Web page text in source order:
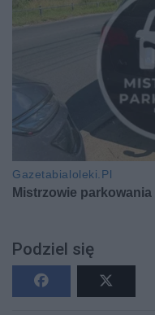
Podziel się